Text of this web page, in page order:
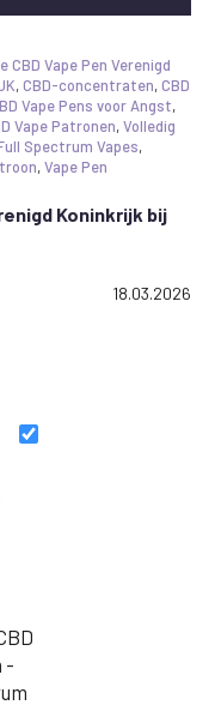
CBD Vape Pen Verenigd
,CBD-concentraten,CBD
Vape Pens voor Angst,
Vape Patronen,Volledig
Spectrum Vapes,
,Vape Pen
Koninkrijk bij
5.0 out of 5 stars
Date:
18.03.2026
-